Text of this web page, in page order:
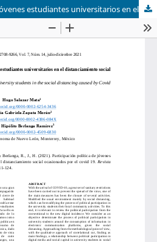
Participación Política de jóvenes estudiantes universitarios en el distanciamiento social ocasionados por el covid 19